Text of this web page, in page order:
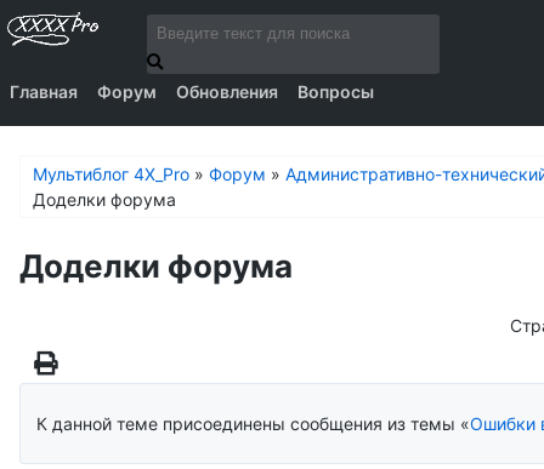
Главная Форум Обновления Вопросы
Мультиблог 4X_Pro » Форум » Административно-
Доделки форума
Доделки форума
К данной теме присоединены сообщения из темы «Ошибки